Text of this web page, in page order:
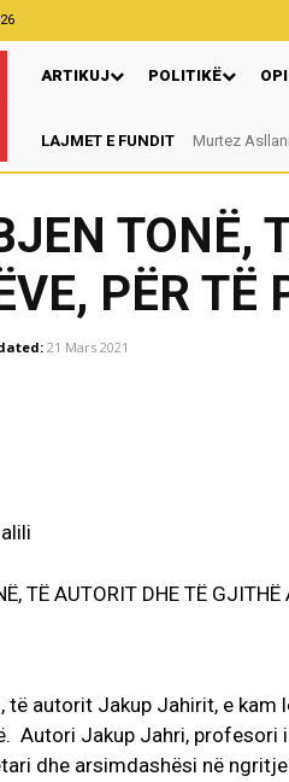
ARTIKUJ POLITIKË
LAJMET E FUNDIT VERA
Murtez Asllani
TONË,
PËR
21 Mars 2021
TË AUTORIT DHE TË
të autorit Jakup Jahirit, e
Autori Jakup Jahri, profesori
dhe arsimdashësi në